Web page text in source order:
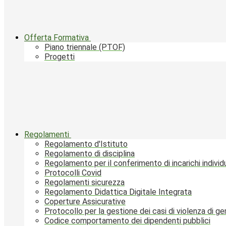
Offerta Formativa
Piano triennale (PTOF)
Progetti
Regolamenti
Regolamento d'Istituto
Regolamento di disciplina
Regolamento per il conferimento di incarichi
Protocolli Covid
Regolamenti sicurezza
Regolamento Didattica Digitale Integrata
Coperture Assicurative
Protocollo per la gestione dei casi di violenza di
Codice comportamento dei dipendenti pubblici